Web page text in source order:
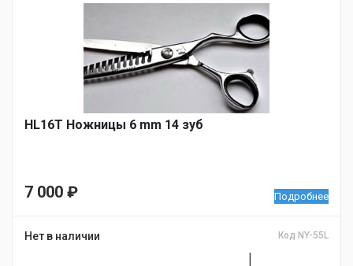
НL16T Ножницы 6 mm 14 зуб
7 000 ₽ Подробнее
Нет в наличии Код NY-55L